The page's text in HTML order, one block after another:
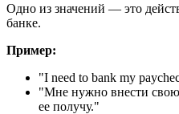
Одно из значений — это
банке.
Пример:
"I need to bank my
"Мне нужно внести свою
ее получу."